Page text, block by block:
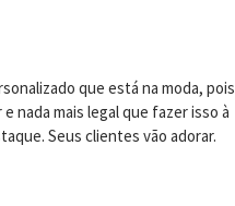
que está na moda, pois
nada mais legal que fazer isso à
Seus clientes vão adorar.